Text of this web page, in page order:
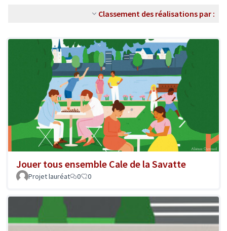
Classement des réalisations par :
Jouer tous ensemble Cale de la Savatte
Projet lauréat 0 0